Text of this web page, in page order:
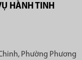
HÀNH TINH
Phường Phương